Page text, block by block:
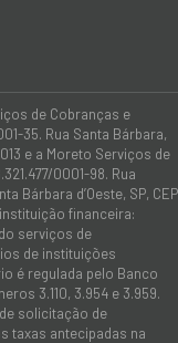
de Cobranças e
35. Rua Santa Bárbara,
e a Moreto Serviços de
0001-98. Rua
Bárbara d’Oeste, SP, CEP
financeira:
serviços de
de instituições
é regulada pelo Banco
3.110, 3.954 e 3.959.
solicitação de
taxas antecipadas na